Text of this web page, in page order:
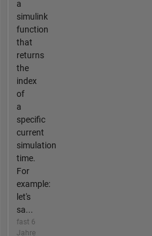
a
simulink
function
that
returns
the
index
of
a
specific
current
simulation
time.
For
example:
let's
sa...
fast 6
Jahre